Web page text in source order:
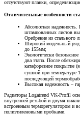
отсутствуют планки,
Отличительные особенности
Абсолютная
штампованных листов
Оребрение из стального
Широкий модельный
до 155мм;
Экологически
два этапа. После
катафорезное покрытие
сушкой при температуре
последующей
Высокая надежность –
Радиаторы Logatrend VK-Profil
внутренней резьбой и двумя
встроенным терморегулятором и
полиэтиленовыми пробками.